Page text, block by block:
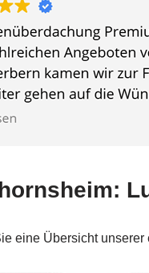
eine Übersicht